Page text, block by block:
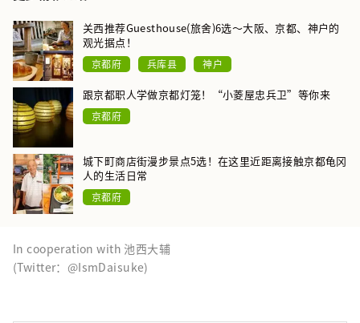
关西推荐Guesthouse(旅舍)6选〜大阪、京都、神户的
观光据点！
京都府 兵库县 神户
跟京都职人学做京都灯笼！“小菱屋忠兵卫”等你来
京都府
城下町商店街漫步景点5选！在这里近距离接触京都龟冈
人的生活日常
京都府
In cooperation with 池西大辅
(Twitter：@IsmDaisuke)